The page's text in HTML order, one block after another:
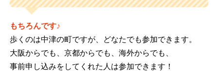
もちろんです♪
歩くのは中津の町ですが、どなたでも参加できます。
大阪からでも、京都からでも、海外からでも、
事前申し込みをしてくれた人は参加できます！